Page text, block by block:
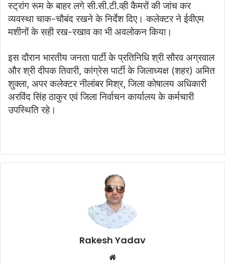
स्ट्रांग रूम के बाहर लगे सी.सी.टी.व्ही कैमरों की जांच कर
व्यवस्था चाक-चौबंद रखने के निर्देश दिए। कलेक्टर ने ईवीएम
मशीनों के सही रख-रखाव का भी अवलोकन किया।
इस दौरान भारतीय जनता पार्टी के प्रतिनिधि श्री सौरव अग्रवाल
और श्री दीपक तिवारी, कांग्रेस पार्टी के जिलाध्‍यक्ष (शहर) अमित
शुक्‍ला, अपर कलेक्‍टर नीलांबर मिश्र, जिला कोषालय अधिकारी
अरविंद सिंह ठाकुर एवं जिला निर्वाचन कार्यालय के कर्मचारी
उपस्थिति रहे।
Rakesh Yadav